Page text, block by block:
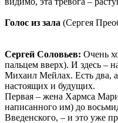
Голос из зала (Сергея
Сергей Соловьев: Очень
пальцем вверх). И здесь –
Михаил Мейлах. Есть два, а
настоящих и будущих.
Первая – жена Хармса
написанного им) до
Введенского, – и это уже